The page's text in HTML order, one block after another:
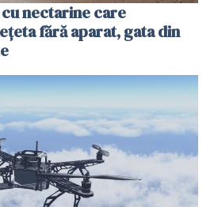
nectarine care
fără aparat, gata din